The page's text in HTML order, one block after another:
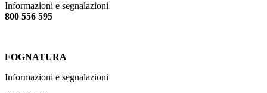
Informazioni e segnalazioni
800 556 595
FOGNATURA
Informazioni e segnalazioni